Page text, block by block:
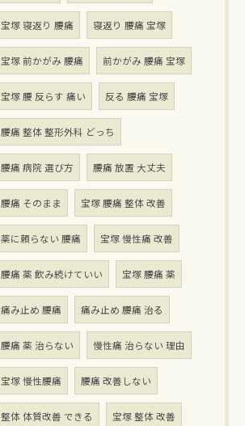
宝塚 寝返り 腰痛 寝返り 腰痛 宝塚
宝塚 前かがみ 腰痛 前かがみ 腰痛 宝塚
宝塚 腰 反らす 痛い 反る 腰痛 宝塚
腰痛 整体 整形外科 どっち
腰痛 病院 選び方 腰痛 放置 大丈夫
腰痛 そのまま 宝塚 腰痛 整体 改善
薬に頼らない 腰痛 宝塚 慢性痛 改善
腰痛 薬 飲み続けていい 宝塚 腰痛 薬
痛み止め 腰痛 痛み止め 腰痛 治る
腰痛 薬 治らない 慢性痛 治らない 理由
宝塚 慢性腰痛 腰痛 改善しない
整体 体質改善 できる 宝塚 整体 改善